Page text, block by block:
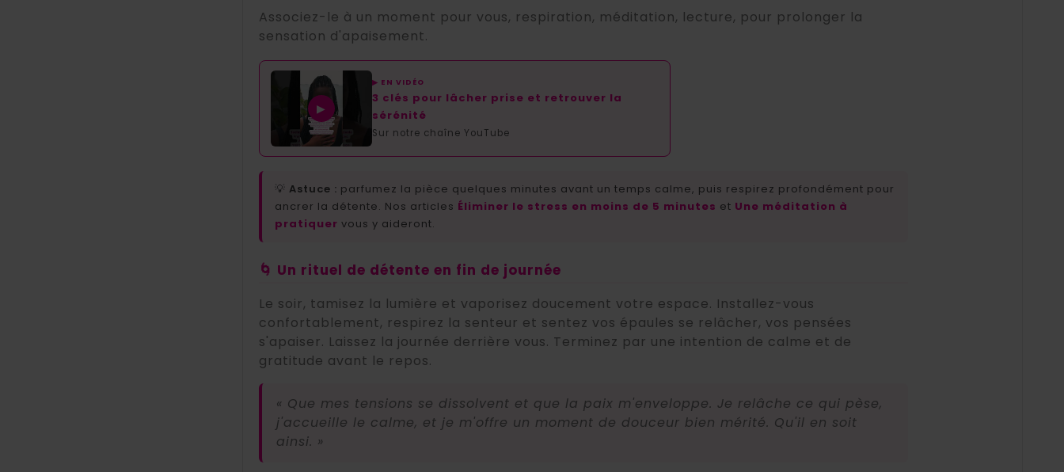
Associez-le à un moment pour vous, respiration, méditation, lecture, pour prolonger la
sensation d'apaisement.
▶
▶ EN VIDÉO
3 clés pour lâcher prise et retrouver la
sérénité
Sur notre chaîne YouTube
💡 Astuce : parfumez la pièce quelques minutes avant un temps calme, puis respirez profondément pour
ancrer la détente. Nos articles Éliminer le stress en moins de 5 minutes et Une méditation à
pratiquer vous y aideront.
🌀 Un rituel de détente en fin de journée
Le soir, tamisez la lumière et vaporisez doucement votre espace. Installez-vous
confortablement, respirez la senteur et sentez vos épaules se relâcher, vos pensées
s'apaiser. Laissez la journée derrière vous. Terminez par une intention de calme et de
gratitude avant le repos.
« Que mes tensions se dissolvent et que la paix m'enveloppe. Je relâche ce qui pèse,
j'accueille le calme, et je m'offre un moment de douceur bien mérité. Qu'il en soit
ainsi. »